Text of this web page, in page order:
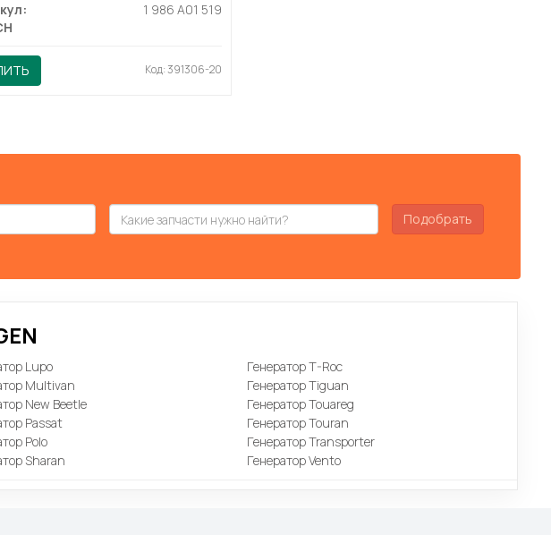
1 986 A01 519
Код: 391306-20
Подобрать
Lupo
Multivan
New Beetle
Passat
Polo
Sharan
Генератор T-Roc
Генератор Tiguan
Генератор Touareg
Генератор Touran
Генератор Transporter
Генератор Vento